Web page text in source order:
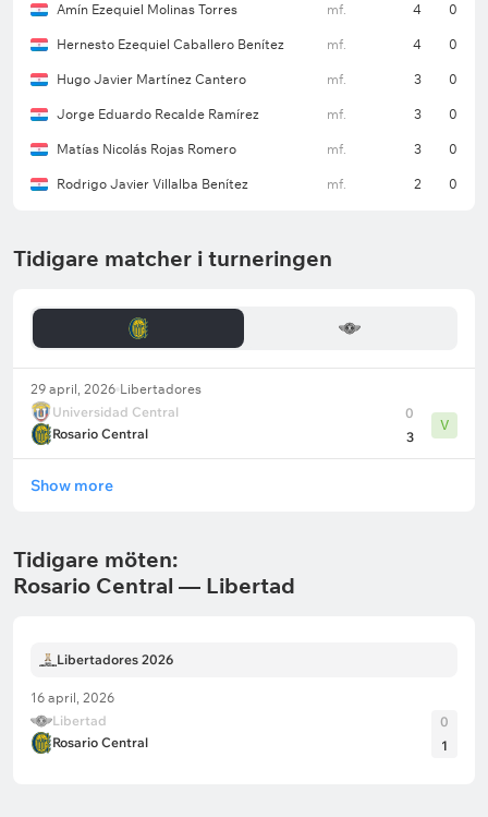
Amín Ezequiel Molinas Torres mf. 4 0
Hernesto Ezequiel Caballero Benítez mf. 4 0
Hugo Javier Martínez Cantero mf. 3 0
Jorge Eduardo Recalde Ramírez mf. 3 0
Matías Nicolás Rojas Romero mf. 3 0
Rodrigo Javier Villalba Benítez mf. 2 0
Tidigare matcher i turneringen
29 april, 2026 Libertadores
Universidad Central
Rosario Central
0
3
V
Show more
Tidigare möten:
Rosario Central — Libertad
Libertadores 2026
16 april, 2026
Libertad
Rosario Central
0
1